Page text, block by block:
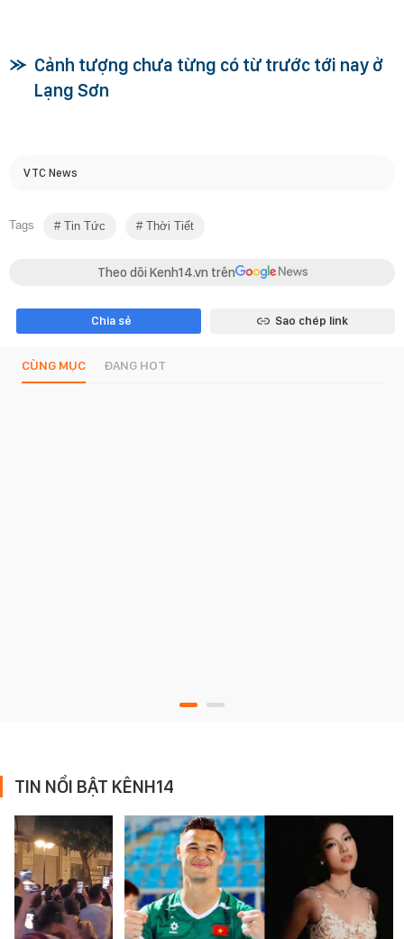
Cảnh tượng chưa từng có từ trước tới nay ở
Lạng Sơn
VTC News
Tags Tin Tức Thời Tiết
Theo dõi Kenh14.vn trên
Chia sẻ Sao chép link
CÙNG MỤC ĐANG HOT
TIN NỔI BẬT KÊNH14